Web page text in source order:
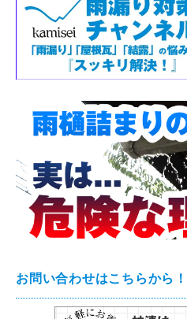
お問い合わせはこちらから！